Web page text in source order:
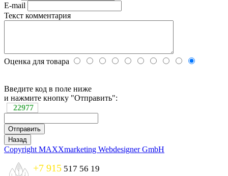
E-mail
Текст комментария
Оценка для товара
Введите код в поле ниже
и нажмите кнопку "Отправить":
22977
Copyright MAXXmarketing Webdesigner GmbH
+7 915 517 56 19